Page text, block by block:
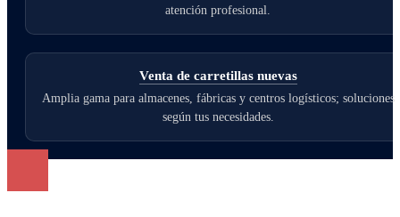
atención profesional.
Venta de carretillas nuevas
Amplia gama para almacenes, fábricas y centros logísticos; soluciones
según tus necesidades.